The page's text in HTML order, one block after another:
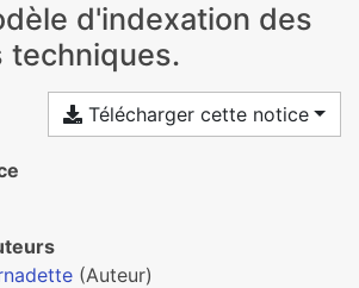
d'indexation des
techniques.
Télécharger cette notice
(Auteur)